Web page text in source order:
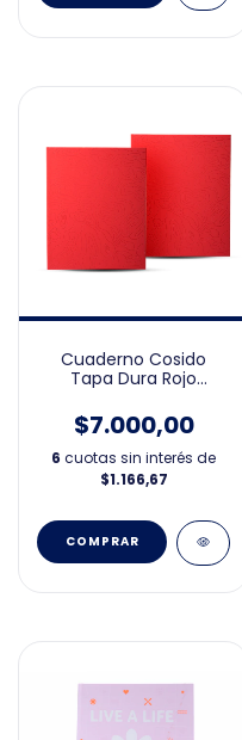
Cuaderno Cosido
Tapa Dura Rojo
$7.000,00
6 cuotas sin interés de
$1.166,67